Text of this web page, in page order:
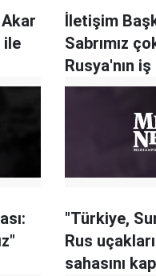
ile
İletişim
Sabrımız
Rusya'nın
güveniyoruz
"Türkiye,
Rus
sahasını